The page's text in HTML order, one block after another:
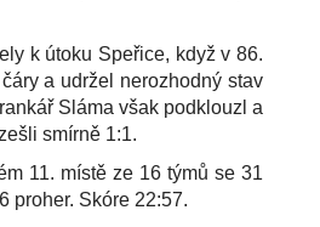
k útoku Speřice, když v 86.
a udržel nerozhodný stav
Sláma však podklouzl a
smírně 1:1.
11. místě ze 16 týmů se 31
proher. Skóre 22:57.